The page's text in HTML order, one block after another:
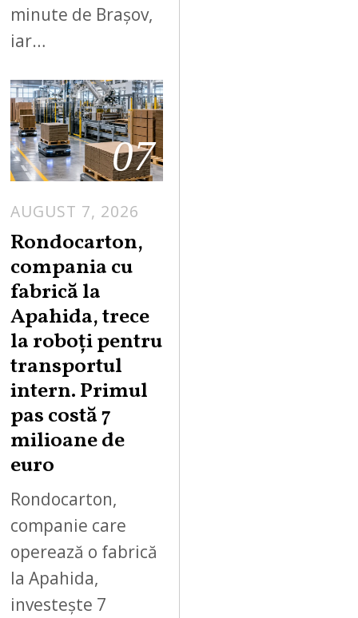
minute de Brașov,
iar…
07
AUGUST 7, 2026
G
T
7
2
Rondocarton,
compania cu
fabrică la
Apahida, trece
la roboți pentru
transportul
intern. Primul
pas costă 7
milioane de
euro
Rondocarton,
companie care
operează o fabrică
la Apahida,
investește 7